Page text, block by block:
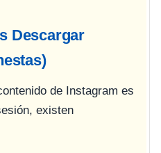
Descargar
de Instagram es
existen